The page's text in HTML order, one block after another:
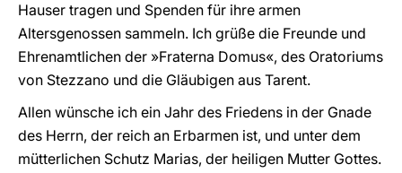
Hauser tragen und Spenden für ihre armen
Altersgenossen sammeln. Ich grüße die Freunde und
Ehrenamtlichen der »Fraterna Domus«, des Oratoriums
von Stezzano und die Gläubigen aus Tarent.
Allen wünsche ich ein Jahr des Friedens in der Gnade
des Herrn, der reich an Erbarmen ist, und unter dem
mütterlichen Schutz Marias, der heiligen Mutter Gottes.